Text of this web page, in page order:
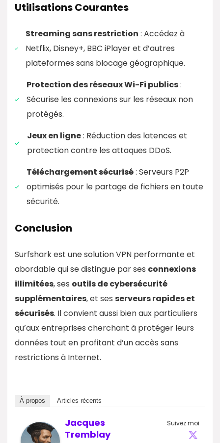
Utilisations Courantes
Streaming sans restriction : Accédez à
Netflix, Disney+, BBC iPlayer et d’autres
plateformes sans blocage géographique.
Protection des réseaux Wi-Fi publics:
Sécurise les connexions sur les réseaux non
protégés.
Jeux en ligne: Réduction des latences et
protection contre les attaques DDoS.
Téléchargement sécurisé: Serveurs P2P
optimisés pour le partage de fichiers en toute
sécurité.
Conclusion
Surfshark est une solution VPN performante et
abordable qui se distingue par ses connexions
illimitées, ses outils de cybersécurité
supplémentaires, et ses serveurs rapides et
sécurisés. Il convient aussi bien aux particuliers
qu’aux entreprises cherchant à protéger leurs
données tout en profitant d’un accès sans
restrictions à Internet.
À propos Articles récents
Suivez moi
Jacques
Tremblay